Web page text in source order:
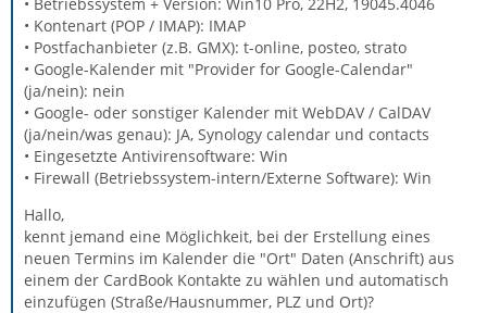
• Kontenart (POP / IMAP): IMAP
• Postfachanbieter (z.B. GMX): t-online, posteo, strato
• Google-Kalender mit "Provider for Google-Calendar"
(ja/nein): nein
• Google- oder sonstiger Kalender mit WebDAV / CalDAV
(ja/nein/was genau): JA, Synology calendar und contacts
• Eingesetzte Antivirensoftware: Win
• Firewall (Betriebssystem-intern/Externe Software): Win
Hallo,
kennt jemand eine Möglichkeit, bei der Erstellung eines
neuen Termins im Kalender die "Ort" Daten (Anschrift) aus
einem der CardBook Kontakte zu wählen und automatisch
einzufügen (Straße/Hausnummer, PLZ und Ort)?